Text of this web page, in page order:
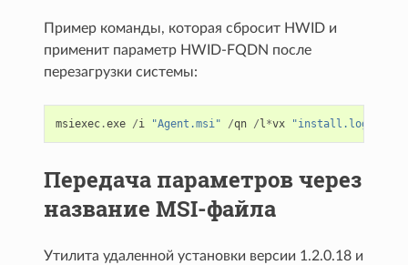
Пример команды, которая сбросит HWID и
применит параметр HWID-FQDN после
перезагрузки системы:
msiexec .exe /i "Agent.msi" /qn /l*vx "install.log"
Передача параметров через
название MSI-файла
Утилита удаленной установки версии 1.2.0.18 и